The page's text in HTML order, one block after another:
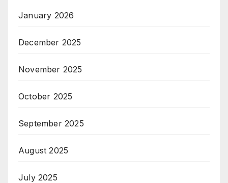
January 2026
December 2025
November 2025
October 2025
September 2025
August 2025
July 2025